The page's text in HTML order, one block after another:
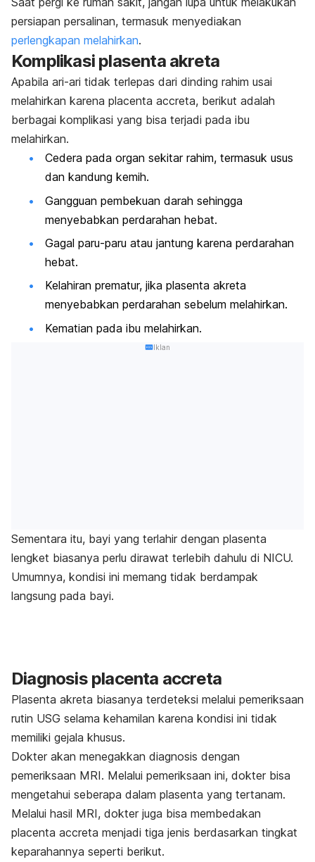
persiapan persalinan, termasuk menyediakan
perlengkapan melahirkan.
Komplikasi plasenta akreta
Apabila ari-ari tidak terlepas dari dinding rahim usai
melahirkan karena placenta accreta, berikut adalah
berbagai komplikasi yang bisa terjadi pada ibu
melahirkan.
Cedera pada organ sekitar rahim, termasuk usus
dan kandung kemih.
Gangguan pembekuan darah sehingga
menyebabkan perdarahan hebat.
Gagal paru-paru atau jantung karena perdarahan
hebat.
Kelahiran prematur, jika plasenta akreta
menyebabkan perdarahan sebelum melahirkan.
Kematian pada ibu melahirkan.
Iklan
Sementara itu, bayi yang terlahir dengan plasenta
lengket biasanya perlu dirawat terlebih dahulu di NICU.
Umumnya, kondisi ini memang tidak berdampak
langsung pada bayi.
Diagnosis placenta accreta
Plasenta akreta biasanya terdeteksi melalui pemeriksaan
rutin USG selama kehamilan karena kondisi ini tidak
memiliki gejala khusus.
Dokter akan menegakkan diagnosis dengan
pemeriksaan MRI. Melalui pemeriksaan ini, dokter bisa
mengetahui seberapa dalam plasenta yang tertanam.
Melalui hasil MRI, dokter juga bisa membedakan
placenta accreta menjadi tiga jenis berdasarkan tingkat
keparahannya seperti berikut.